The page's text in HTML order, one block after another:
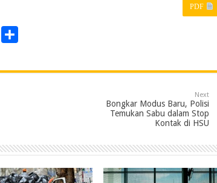
PDF
a
Next
Bongkar Modus Baru, Polisi
Temukan Sabu dalam Stop
Kontak di HSU